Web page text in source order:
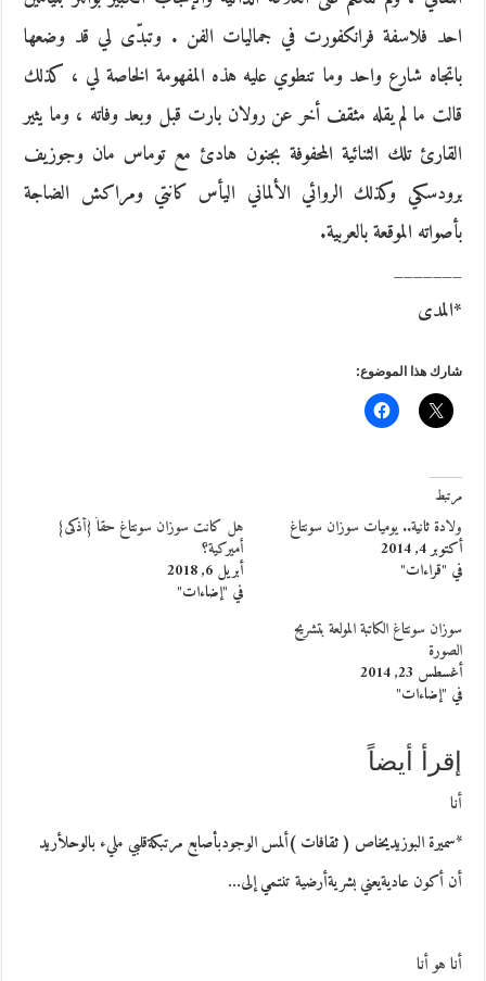
احد فلاسفة فرانكفورت في جماليات الفن . وتبدّى لي قد وضعها
باتجاه شارع واحد وما تنطوي عليه هذه المفهومة الخاصة لي ، كذلك
قالت ما لم يقله مثقف أخر عن رولان بارت قبل وبعد وفاته ، وما يثير
القارئ تلك الثنائية المحفوفة بجنون هادئ مع توماس مان وجوزيف
برودسكي وكذلك الروائي الألماني اليأس كانتي ومراكش الضاجة
بأصواته الموقعة بالعربية.
_______
*المدى
شارك هذا الموضوع:
مرتبط
ولادة ثانية.. يوميات سوزان سونتاغ
أكتوبر 4, 2014
في "قراءات"
هل كانت سوزان سونتاغ حقاً {أذكى}
أميركية؟
أبريل 6, 2018
في "إضاءات"
سوزان سونتاغ الكاتبة المولعة بتشريح
الصورة
أغسطس 23, 2014
في "إضاءات"
إقرأ أيضاً
أنا
*سميرة البوزيديخاص ( ثقافات )ألمس الوجودبأصابع مرتبكةقلبي مليء بالوحلأريد
أن أكون عاديةيعني بشريةأرضية تنتمي إلى…
أنا هو أنا